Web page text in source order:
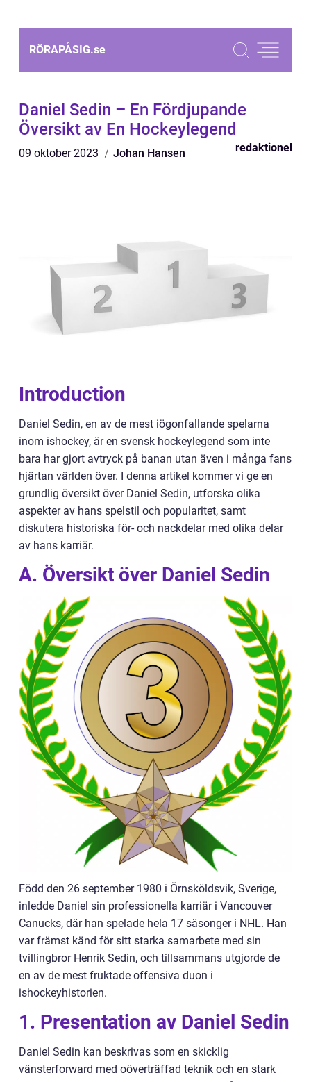
RÖRAPÅSIG.se
Daniel Sedin – En Fördjupande
Översikt av En Hockeylegend
09 oktober 2023 Johan Hansen redaktionel
Introduction
Daniel Sedin, en av de mest iögonfallande spelarna
inom ishockey, är en svensk hockeylegend som inte
bara har gjort avtryck på banan utan även i många fans
hjärtan världen över. I denna artikel kommer vi ge en
grundlig översikt över Daniel Sedin, utforska olika
aspekter av hans spelstil och popularitet, samt
diskutera historiska för- och nackdelar med olika delar
av hans karriär.
A. Översikt över Daniel Sedin
Född den 26 september 1980 i Örnsköldsvik, Sverige,
inledde Daniel sin professionella karriär i Vancouver
Canucks, där han spelade hela 17 säsonger i NHL. Han
var främst känd för sitt starka samarbete med sin
tvillingbror Henrik Sedin, och tillsammans utgjorde de
en av de mest fruktade offensiva duon i
ishockeyhistorien.
1. Presentation av Daniel Sedin
Daniel Sedin kan beskrivas som en skicklig
vänsterforward med oöverträffad teknik och en stark